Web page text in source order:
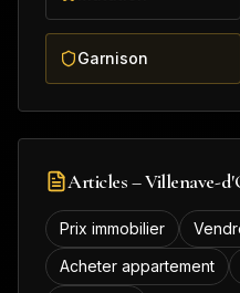
Garnison
Articles –Villenave-
Prix immobilier
Acheter appartement